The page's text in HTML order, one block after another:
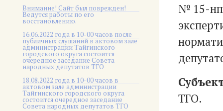
Внимание! Сайт был поврежден!
Ведутся работы по его
восстановлению.
16.06.2022 года в 10-00 часов после
публичных слушаний в актовом зале
администрации Тайгинского
городского округа состоится
очередное заседание Совета
народных депутатов ТГО
18.08.2022 года в 10-00 часов в
актовом зале администрации
Тайгинского городского округа
состоится очередное заседание
Совета народных депутатов ТГО
№ 15-
ТГО.